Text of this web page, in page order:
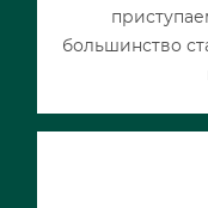
большинство